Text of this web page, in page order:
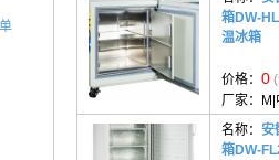
箱DW-
温冰箱
价格： 0
厂家： M|
名称： 安
箱DW-